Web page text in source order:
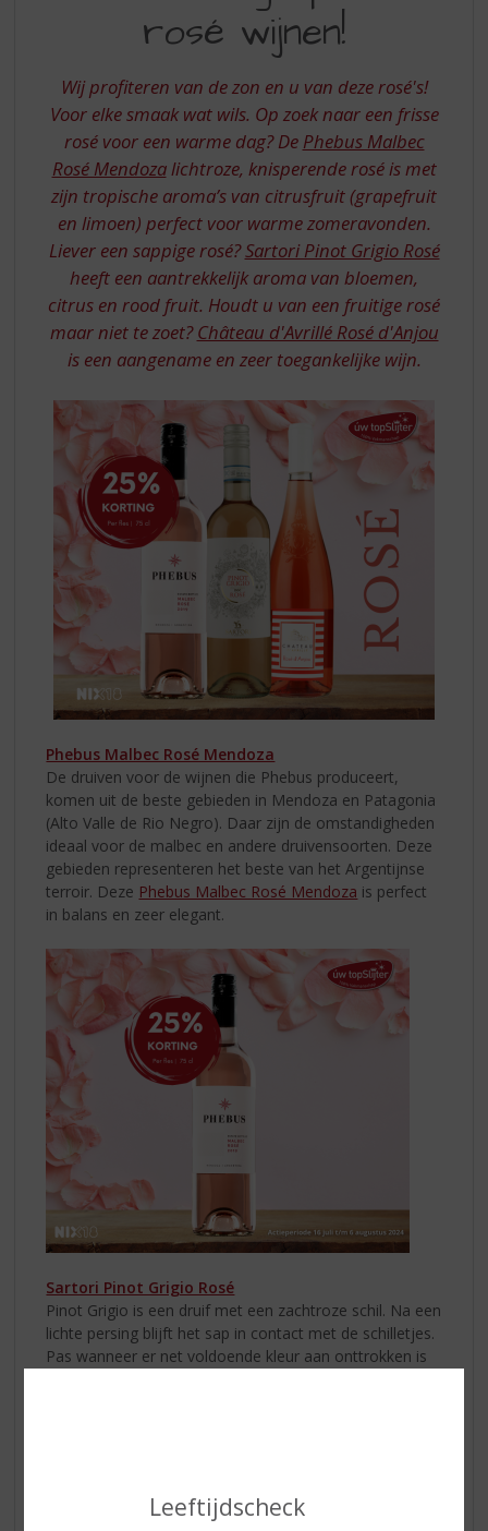
Leeftijdscheck
WIJNEN
rosé wijnen!
Wij profiteren van de zon en u van deze rosé's!
Voor elke smaak wat wils. Op zoek naar een frisse
rosé voor een warme dag? De Phebus Malbec
Rosé Mendozalichtroze, knisperende rosé is met
zijn tropische aroma’s van citrusfruit (grapefruit
en limoen) perfect voor warme zomeravonden.
Liever een sappige rosé?Sartori Pinot Grigio Rosé
heeft een aantrekkelijk aroma van bloemen,
citrus en rood fruit. Houdt u van een fruitige rosé
maar niet te zoet?Château d'Avrillé Rosé d'Anjou
is een aangename en zeer toegankelijke wijn.
Phebus Malbec Rosé Mendoza
De druiven voor de wijnen die Phebus produceert,
komen uit de beste gebieden in Mendoza en Patagonia
(Alto Valle de Rio Negro). Daar zijn de omstandigheden
ideaal voor de malbec en andere druivensoorten. Deze
gebieden representeren het beste van het Argentijnse
terroir. Deze Phebus Malbec Rosé Mendoza is perfect
in balans en zeer elegant.
Sartori Pinot Grigio Rosé
Pinot Grigio is een druif met een zachtroze schil. Na een
lichte persing blijft het sap in contact met de schilletjes.
Pas wanneer er net voldoende kleur aan onttrokken is
citrus en rood fruit.
Sartori Pinot Grigio Rosé
fris, sappig en fruitig van smaak.